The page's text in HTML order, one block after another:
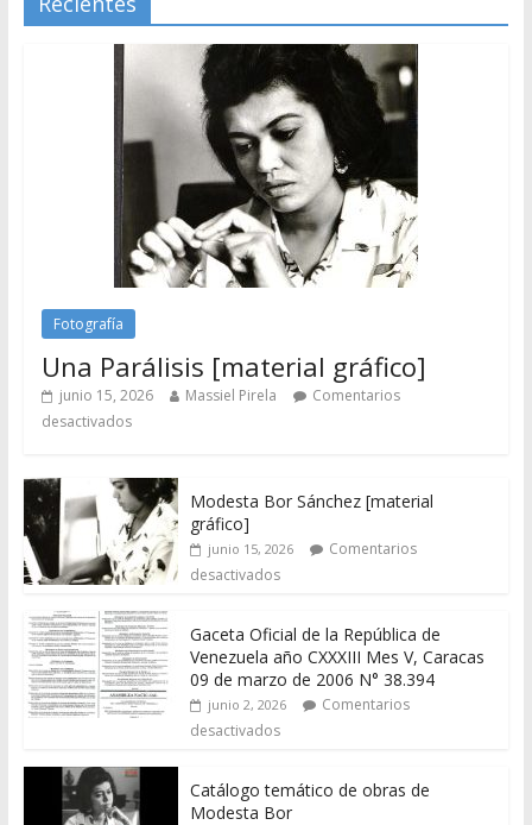
Fotografía
Una Parálisis [material gráfico]
junio 15, 2026 Massiel Pirela
Comentarios
desactivados
Modesta Bor Sánchez [material
gráfico]
junio 15, 2026
Comentarios
desactivados
Gaceta Oficial de la República de
Venezuela año CXXXIII Mes V, Caracas
09 de marzo de 2006 N° 38.394
junio 2, 2026
Comentarios
desactivados
Catálogo temático de obras de
Modesta Bor